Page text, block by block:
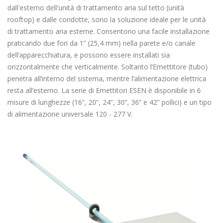
dall'esterno dell'unità di trattamento aria sul tetto (unità
rooftop) e dalle condotte, sono la soluzione ideale per le unità
di trattamento aria esterne. Consentono una facile installazione
praticando due fori da 1” (25,4 mm) nella parete e/o canale
dell’apparecchiatura, e possono essere installati sia
orizzontalmente che verticalmente. Soltanto l’Emettitore (tubo)
penetra all’interno del sistema, mentre l’alimentazione elettrica
resta all’esterno. La serie di Emettitori ESEN è disponibile in 6
misure di lunghezze (16”, 20”, 24”, 30”, 36” e 42” pollici) e un tipo
di alimentazione universale 120 - 277 V.